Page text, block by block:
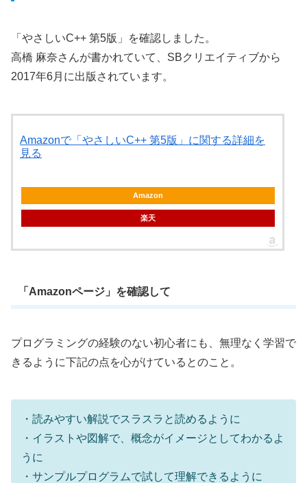
「やさしいC++ 第5版」を確認しました。
高橋 麻奈さんが書かれていて、SBクリエイティブから
2017年6月に出版されています。
Amazonで「やさしいC++ 第5版」に関する詳細を
見る
Amazon
楽天
「Amazonページ」を確認して
プログラミングの経験のない初心者にも、無理なく学習で
きるように下記の点を心がけているとのこと。
・読みやすい解説でスラスラと読めるように
・イラストや図解で、概念がイメージとしてわかるよ
うに
・サンプルプログラムで試して理解できるように